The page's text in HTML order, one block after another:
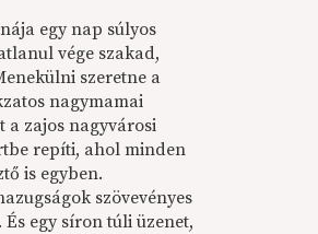
egy nap súlyos
vége szakad,
szeretne a
nagymamai
a zajos nagyvárosi
repíti, ahol minden
is egyben.
szövevényes
egy síron túli üzenet,